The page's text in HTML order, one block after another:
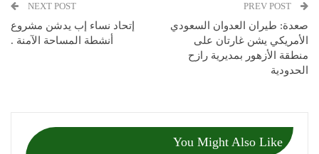
صعدة: طيران العدوان السعودي
الأمريكي يشن غارتان على
منطقة الأزهور بمديرية رازح
الحدودية
NEXT POST
إتحاد نساء إب يدشن مشروع
أنشطة المساحة الآمنة .
You Might Also Like